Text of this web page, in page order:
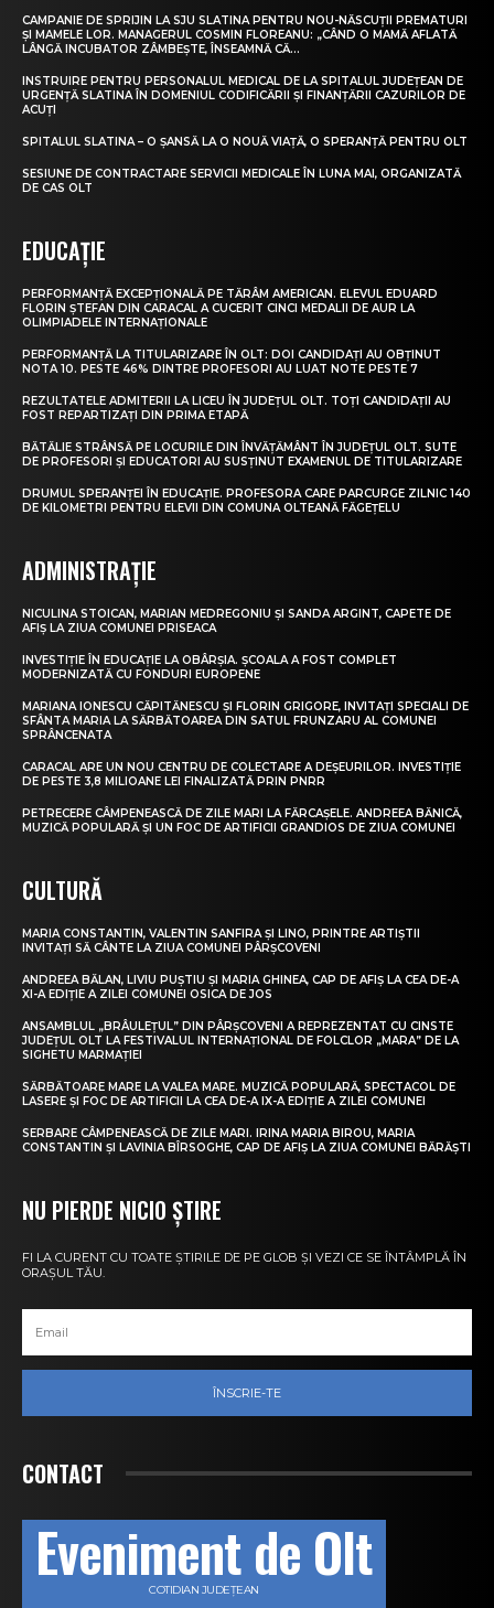
CAMPANIE DE SPRIJIN LA SJU SLATINA PENTRU NOU-NĂSCUȚII PREMATURI
ȘI MAMELE LOR. MANAGERUL COSMIN FLOREANU: „CÂND O MAMĂ AFLATĂ
LÂNGĂ INCUBATOR ZÂMBEȘTE, ÎNSEAMNĂ CĂ...
INSTRUIRE PENTRU PERSONALUL MEDICAL DE LA SPITALUL JUDEȚEAN DE
URGENȚĂ SLATINA ÎN DOMENIUL CODIFICĂRII ȘI FINANȚĂRII CAZURILOR DE
ACUȚI
SPITALUL SLATINA – O ȘANSĂ LA O NOUĂ VIAȚĂ, O SPERANȚĂ PENTRU OLT
SESIUNE DE CONTRACTARE SERVICII MEDICALE ÎN LUNA MAI, ORGANIZATĂ
DE CAS OLT
EDUCAȚIE
PERFORMANȚĂ EXCEPȚIONALĂ PE TĂRÂM AMERICAN. ELEVUL EDUARD
FLORIN ȘTEFAN DIN CARACAL A CUCERIT CINCI MEDALII DE AUR LA
OLIMPIADELE INTERNAȚIONALE
PERFORMANȚĂ LA TITULARIZARE ÎN OLT: DOI CANDIDAȚI AU OBȚINUT
NOTA 10. PESTE 46% DINTRE PROFESORI AU LUAT NOTE PESTE 7
REZULTATELE ADMITERII LA LICEU ÎN JUDEȚUL OLT. TOȚI CANDIDAȚII AU
FOST REPARTIZAȚI DIN PRIMA ETAPĂ
BĂTĂLIE STRÂNSĂ PE LOCURILE DIN ÎNVĂȚĂMÂNT ÎN JUDEȚUL OLT. SUTE
DE PROFESORI ȘI EDUCATORI AU SUSȚINUT EXAMENUL DE TITULARIZARE
DRUMUL SPERANȚEI ÎN EDUCAȚIE. PROFESORA CARE PARCURGE ZILNIC 140
DE KILOMETRI PENTRU ELEVII DIN COMUNA OLTEANĂ FĂGEȚELU
ADMINISTRAȚIE
NICULINA STOICAN, MARIAN MEDREGONIU ȘI SANDA ARGINT, CAPETE DE
AFIȘ LA ZIUA COMUNEI PRISEACA
INVESTIȚIE ÎN EDUCAȚIE LA OBÂRȘIA. ȘCOALA A FOST COMPLET
MODERNIZATĂ CU FONDURI EUROPENE
MARIANA IONESCU CĂPITĂNESCU ȘI FLORIN GRIGORE, INVITAȚI SPECIALI DE
SFÂNTA MARIA LA SĂRBĂTOAREA DIN SATUL FRUNZARU AL COMUNEI
SPRÂNCENATA
CARACAL ARE UN NOU CENTRU DE COLECTARE A DEȘEURILOR. INVESTIȚIE
DE PESTE 3,8 MILIOANE LEI FINALIZATĂ PRIN PNRR
PETRECERE CÂMPENEASCĂ DE ZILE MARI LA FĂRCAȘELE. ANDREEA BĂNICĂ,
MUZICĂ POPULARĂ ȘI UN FOC DE ARTIFICII GRANDIOS DE ZIUA COMUNEI
CULTURĂ
MARIA CONSTANTIN, VALENTIN SANFIRA ȘI LINO, PRINTRE ARTIȘTII
INVITAȚI SĂ CÂNTE LA ZIUA COMUNEI PÂRȘCOVENI
ANDREEA BĂLAN, LIVIU PUȘTIU ȘI MARIA GHINEA, CAP DE AFIȘ LA CEA DE-A
XI-A EDIȚIE A ZILEI COMUNEI OSICA DE JOS
ANSAMBLUL „BRÂULEȚUL” DIN PÂRȘCOVENI A REPREZENTAT CU CINSTE
JUDEȚUL OLT LA FESTIVALUL INTERNAȚIONAL DE FOLCLOR „MARA” DE LA
SIGHETU MARMAȚIEI
SĂRBĂTOARE MARE LA VALEA MARE. MUZICĂ POPULARĂ, SPECTACOL DE
LASERE ȘI FOC DE ARTIFICII LA CEA DE-A IX-A EDIȚIE A ZILEI COMUNEI
SERBARE CÂMPENEASCĂ DE ZILE MARI. IRINA MARIA BIROU, MARIA
CONSTANTIN ȘI LAVINIA BÎRSOGHE, CAP DE AFIȘ LA ZIUA COMUNEI BĂRĂȘTI
NU PIERDE NICIO ȘTIRE
FI LA CURENT CU TOATE ȘTIRILE DE PE GLOB ȘI VEZI CE SE ÎNTÂMPLĂ ÎN
ORAȘUL TĂU.
ÎNSCRIE-TE
CONTACT
Eveniment de Olt
COTIDIAN JUDEȚEAN